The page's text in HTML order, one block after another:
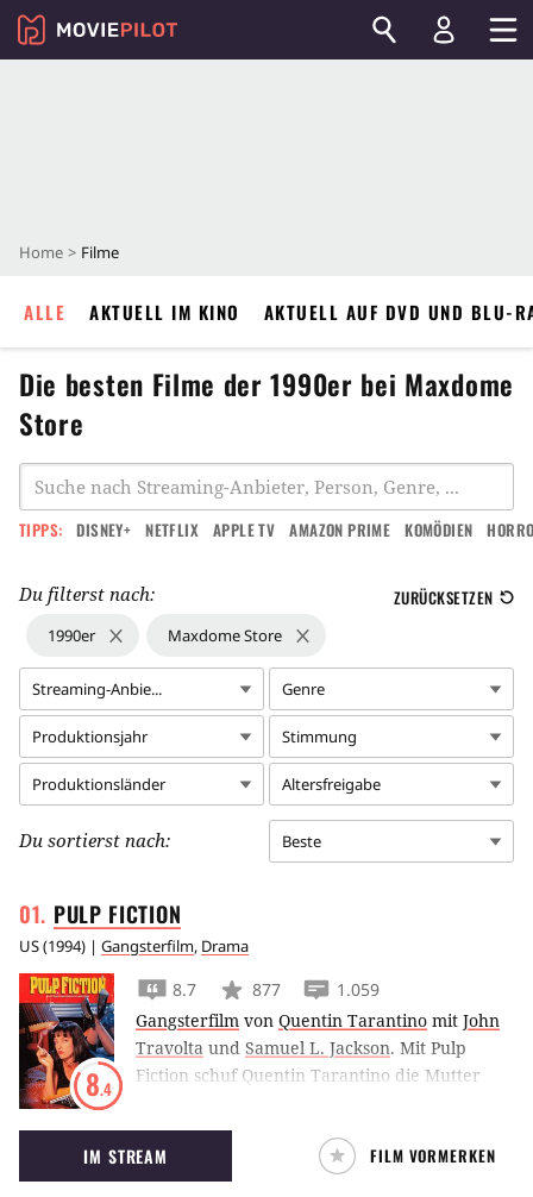
Home Filme
ALLE AKTUELL IM KINO AKTUELL AUF DVD UND BLU-
Die besten Filme der 1990er bei Maxdome
Store
TIPPS: DISNEY+ NETFLIX APPLE TV AMAZON PRIME KOMÖDIEN
Du filterst nach: ZURÜCKSETZEN
1990er Maxdome Store
Streaming-Anbie... Genre
Produktionsjahr Stimmung
Produktionsländer Altersfreigabe
Du sortierst nach: Beste
PULP FICTION
US(1994) | Gangsterfilm, Drama
8.4
8.7 877
1.059
Gangsterfilm von Quentin Tarantino mit John
Travolta und Samuel L. Jackson. Mit Pulp
Fiction schuf Quentin Tarantino die Mutter
Profikiller, abgebrühte Boxer, perverse
Entführer und eine verführerische
Gangsterbraut in eine wahnwitzige Geschichte
IM STREAM FILM VORMERKEN